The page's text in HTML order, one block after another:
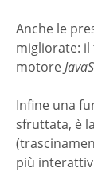
Anche le
migliorate: il
motore
Infine una
sfruttata, è
più